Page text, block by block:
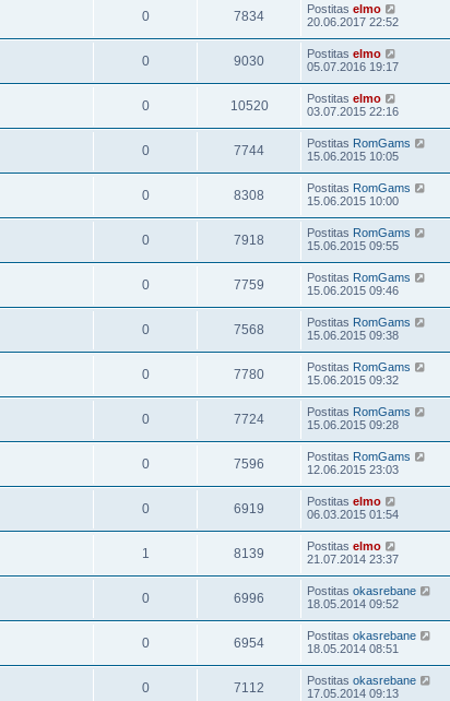
0 7834 Postitas elmo
20.06.2017 22:52
0 9030 Postitas elmo
05.07.2016 19:17
0 10520 Postitas elmo
03.07.2015 22:16
0 7744 Postitas RomGams
15.06.2015 10:05
0 8308 Postitas RomGams
15.06.2015 10:00
0 7918 Postitas RomGams
15.06.2015 09:55
0 7759 Postitas RomGams
15.06.2015 09:46
0 7568 Postitas RomGams
15.06.2015 09:38
0 7780 Postitas RomGams
15.06.2015 09:32
0 7724 Postitas RomGams
15.06.2015 09:28
0 7596 Postitas RomGams
12.06.2015 23:03
0 6919 Postitas elmo
06.03.2015 01:54
1 8139 Postitas elmo
21.07.2014 23:37
0 6996 Postitas okasrebane
18.05.2014 09:52
0 6954 Postitas okasrebane
18.05.2014 08:51
0 7112 Postitas okasrebane
17.05.2014 09:13